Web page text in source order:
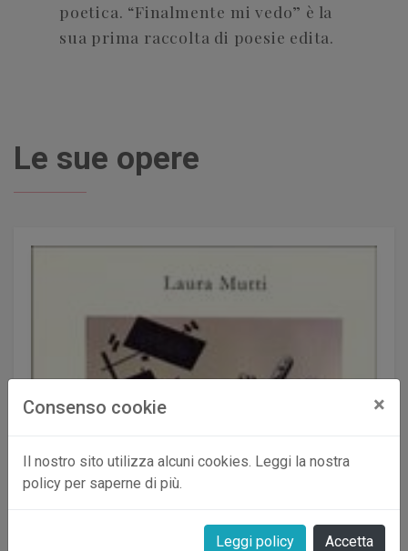
Consenso cookie ×
Il nostro sito utilizza alcuni cookies. Leggi la nostra
policy per saperne di più.
Leggi policy Accetta
poetica. “Finalmente mi vedo” è la
sua prima raccolta di poesie edita.
Le sue opere